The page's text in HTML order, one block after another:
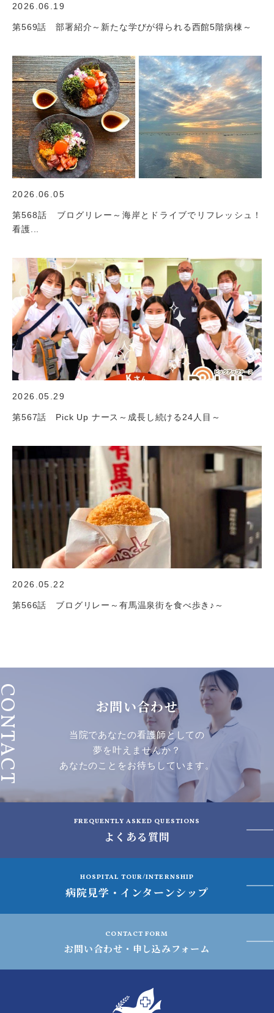
2026.06.19
第569話 部署紹介～新たな学びが得られる西館5階病棟～
2026.06.05
第568話 ブログリレー～海岸とドライブでリフレッシュ！
看護...
2026.05.29
第567話 Pick Up ナース～成長し続ける24人目～
2026.05.22
第566話 ブログリレー～有馬温泉街を食べ歩き♪～
お問い合わせ
当院であなたの看護師としての
夢を叶えませんか？
あなたのことをお待ちしています。
FREQUENTLY ASKED QUESTIONS
よくある質問
HOSPITAL TOUR/INTERNSHIP
病院見学・インターンシップ
CONTACT FORM
お問い合わせ・申し込みフォーム